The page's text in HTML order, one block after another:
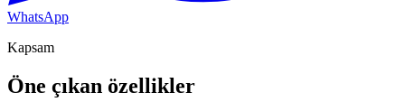
WhatsApp
Kapsam
Öne çıkan özellikler